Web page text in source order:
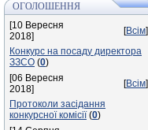
ОГОЛОШЕННЯ
[10 Вересня
2018]
[Всім]
Конкурс на посаду директора
ЗЗСО (0)
[06 Вересня
2018]
[Всім]
Протоколи засідання
конкурсної комісії (0)